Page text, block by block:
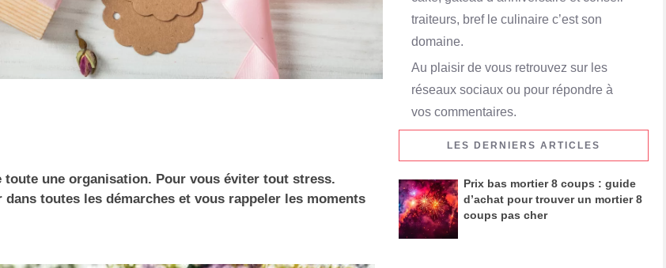
une organisation. Pour vous éviter tout stress.
toutes les démarches et vous rappeler les moments
traiteurs, bref le culinaire c’est son
domaine.
Au plaisir de vous retrouvez sur les
réseaux sociaux ou pour répondre à
vos commentaires.
LES DERNIERS ARTICLES
Prix bas mortier 8 coups : guide
d’achat pour trouver un mortier 8
coups pas cher